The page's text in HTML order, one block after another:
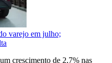
varejo em julho;
crescimento de 2,7% nas